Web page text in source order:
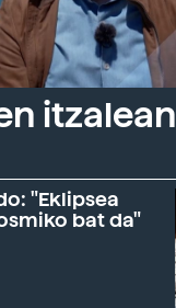
itzalean
"Eklipsea
bat da"